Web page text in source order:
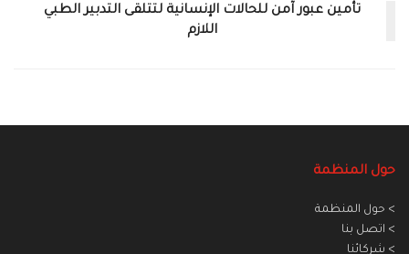
تأمين عبور آمن للحالات الإنسانية لتتلقى التدبير الطبي
اللازم
حول المنظمة
> حول المنظمة
> اتصل بنا
> شركائنا